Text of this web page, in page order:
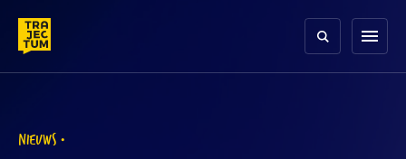
content
menu
NIEUWS